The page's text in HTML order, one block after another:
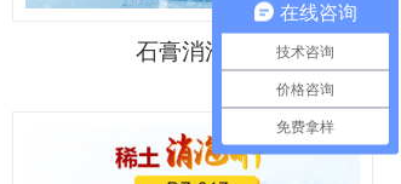
石膏消泡剂
在线咨询
技术咨询
价格咨询
免费拿样